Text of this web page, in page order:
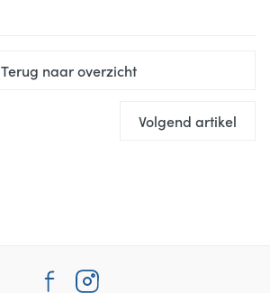
Terug naar overzicht
Volgend artikel